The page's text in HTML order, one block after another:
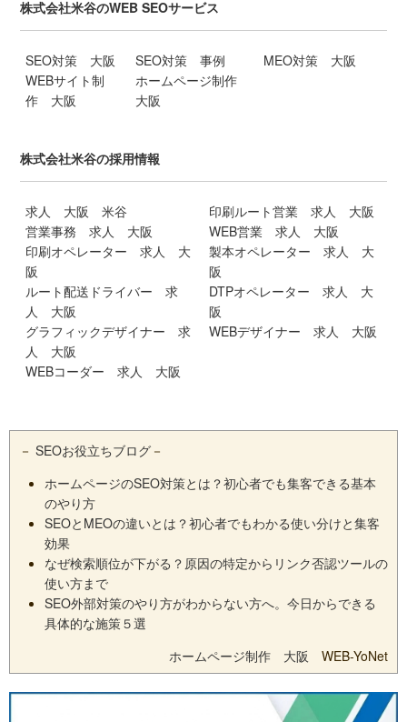
株式会社米谷のWEB SEOサービス
SEO対策 大阪
WEBサイト制
作 大阪
SEO対策 事例
ホームページ制作
大阪
MEO対策 大阪
株式会社米谷の採用情報
求人 大阪 米谷
営業事務 求人 大阪
印刷オペレーター 求人 大
阪
ルート配送ドライバー 求
人 大阪
グラフィックデザイナー 求
人 大阪
WEBコーダー 求人 大阪
印刷ルート営業 求人 大阪
WEB営業 求人 大阪
製本オペレーター 求人 大
阪
DTPオペレーター 求人 大
阪
WEBデザイナー 求人 大阪
－ SEOお役立ちブログ －
ホームページのSEO対策とは？初心者でも集客できる基本
のやり方
SEOとMEOの違いとは？初心者でもわかる使い分けと集客
効果
なぜ検索順位が下がる？原因の特定からリンク否認ツールの
使い方まで
SEO外部対策のやり方がわからない方へ。今日からできる
具体的な施策５選
ホームページ制作 大阪 WEB-YoNet